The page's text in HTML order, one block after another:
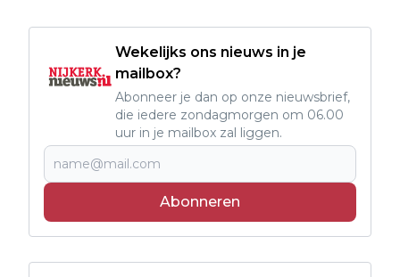
Wekelijks ons nieuws in je
mailbox?
Abonneer je dan op onze nieuwsbrief,
die iedere zondagmorgen om 06.00
uur in je mailbox zal liggen.
Abonneren